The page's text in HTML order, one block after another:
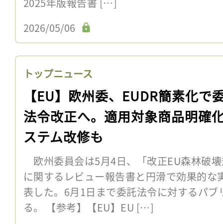
2026/05/06
トップニュース
【EU】欧州委、EUDR簡素化で
法令改正へ。適用対象商品明確
ステム改修も
欧州委員会は5月4日、「改正EU森林破
に関するレビュー報告書と円滑で効果的
表した。6月1日まで委託法令に対するパ
る。 【参考】【EU】EU […]